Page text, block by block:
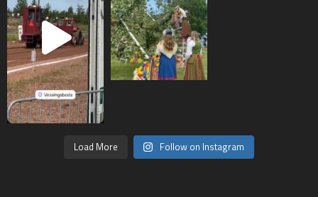
Load More Follow on Instagram